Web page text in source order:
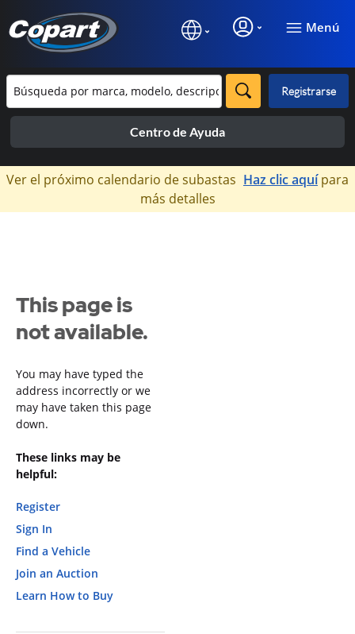
Menú
Registrarse
Centro de Ayuda
×
Ver el próximo calendario de subastas Haz clic aquípara
más detalles
This page is
not available.
You may have typed the
address incorrectly or we
may have taken this page
down.
These links may be
helpful:
Register
Sign In
Find a Vehicle
Join an Auction
Learn How to Buy